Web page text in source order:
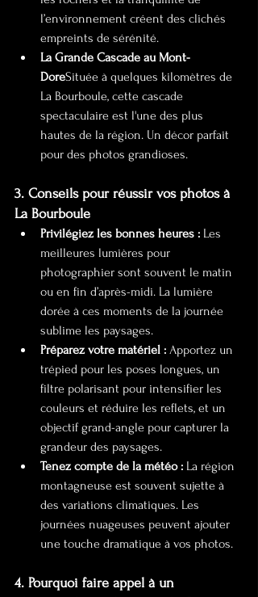
l’environnement créent des clichés
empreints de sérénité.
La Grande Cascade au Mont-
DoreSituée à quelques kilomètres de
La Bourboule, cette cascade
spectaculaire est l'une des plus
hautes de la région. Un décor parfait
pour des photos grandioses.
3. Conseils pour réussir vos photos à
La Bourboule
Privilégiez les bonnes heures : Les
meilleures lumières pour
photographier sont souvent le matin
ou en fin d’après-midi. La lumière
dorée à ces moments de la journée
sublime les paysages.
Préparez votre matériel : Apportez un
trépied pour les poses longues, un
filtre polarisant pour intensifier les
couleurs et réduire les reflets, et un
objectif grand-angle pour capturer la
grandeur des paysages.
Tenez compte de la météo : La région
montagneuse est souvent sujette à
des variations climatiques. Les
journées nuageuses peuvent ajouter
une touche dramatique à vos photos.
4. Pourquoi faire appel à un